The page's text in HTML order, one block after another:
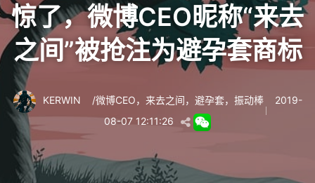
惊了，微博CEO昵称“来去
之间”被抢注为避孕套商标
KERWIN /微博CEO， 来去之间， 避孕套， 振动棒
2019-
08-07 12:11:26